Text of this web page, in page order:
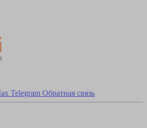
Telegram Обратная связь